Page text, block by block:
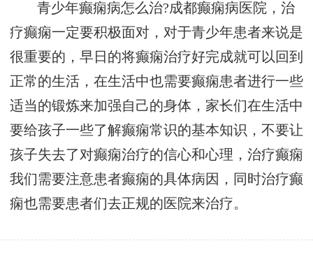
青少年癫痫病怎么治?成都癫痫病医院，治
疗癫痫一定要积极面对，对于青少年患者来说是
很重要的，早日的将癫痫治疗好完成就可以回到
正常的生活，在生活中也需要癫痫患者进行一些
适当的锻炼来加强自己的身体，家长们在生活中
要给孩子一些了解癫痫常识的基本知识，不要让
孩子失去了对癫痫治疗的信心和心理，治疗癫痫
我们需要注意患者癫痫的具体病因，同时治疗癫
痫也需要患者们去正规的医院来治疗。